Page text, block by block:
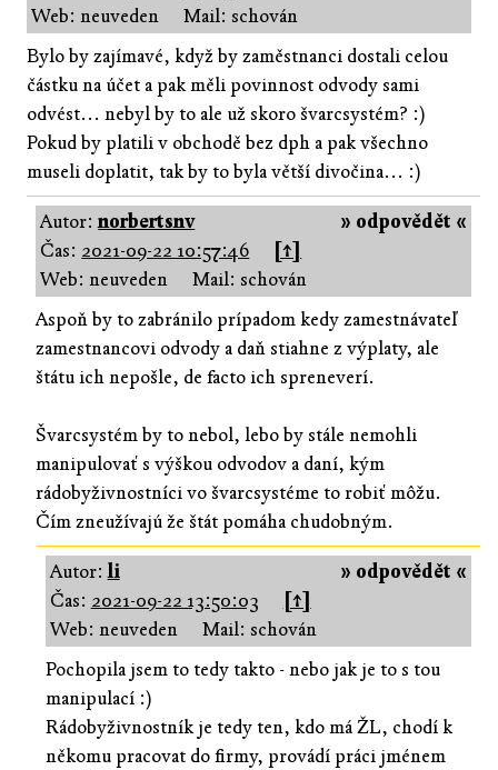
Web: neuveden
Mail: schován
Bylo by zajímavé, když by zaměstnanci dostali celou
částku na účet a pak měli povinnost odvody sami
odvést... nebyl by to ale už skoro švarcsystém? :)
Pokud by platili v obchodě bez dph a pak všechno
museli doplatit, tak by to byla větší divočina... :)
» odpovědět «
Autor:norbertsnv
Čas: 2021-09-22 10:57:46
[↑]
Web: neuveden
Mail: schován
Aspoň by to zabránilo prípadom kedy zamestnávateľ
zamestnancovi odvody a daň stiahne z výplaty, ale
štátu ich nepošle, de facto ich spreneverí.
Švarcsystém by to nebol, lebo by stále nemohli
manipulovať s výškou odvodov a daní, kým
rádobyživnostníci vo švarcsystéme to robiť môžu.
Čím zneužívajú že štát pomáha chudobným.
» odpovědět «
Autor:li
Čas: 2021-09-22 13:50:03
[↑]
Web: neuveden
Mail: schován
Pochopila jsem to tedy takto - nebo jak je to s tou
manipulací :)
Rádobyživnostník je tedy ten, kdo má ŽL, chodí k
někomu pracovat do firmy, provádí práci jménem